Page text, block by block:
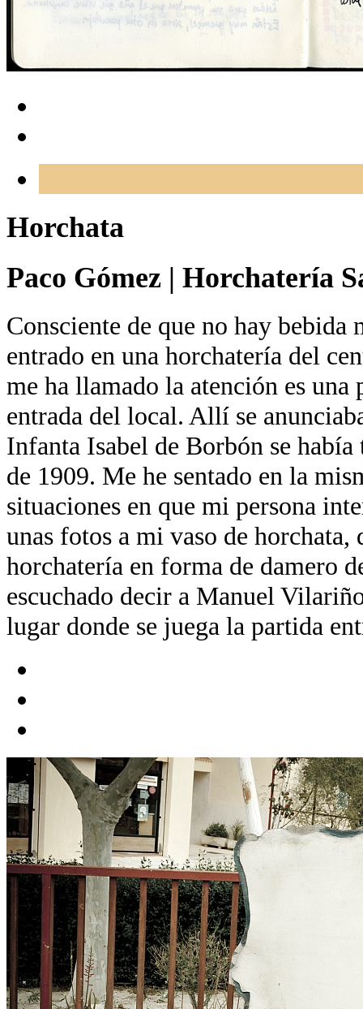
Horchata
Paco Gómez | Horchatería
Consciente de que no hay bebida
entrado en una horchatería del
me ha llamado la atención es una
entrada del local. Allí se
Infanta Isabel de Borbón se
de 1909. Me he sentado en la
situaciones en que mi persona
unas fotos a mi vaso de
horchatería en forma de damero
escuchado decir a Manuel
lugar donde se juega la partida